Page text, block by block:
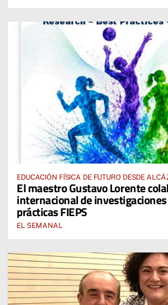
EDUCACIÓN FÍSICA DE FUTURO DESDE
El maestro Gustavo Lorente
internacional de
prácticas FIEPS
EL SEMANAL